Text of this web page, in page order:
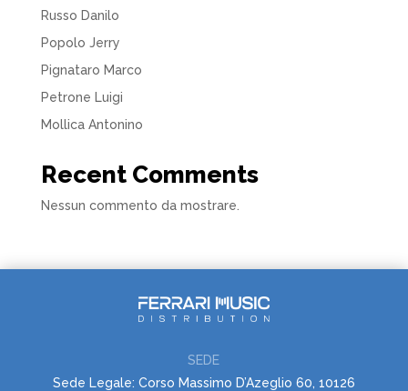
Russo Danilo
Popolo Jerry
Pignataro Marco
Petrone Luigi
Mollica Antonino
Recent Comments
Nessun commento da mostrare.
SEDE
Sede Legale: Corso Massimo D’Azeglio 60, 10126